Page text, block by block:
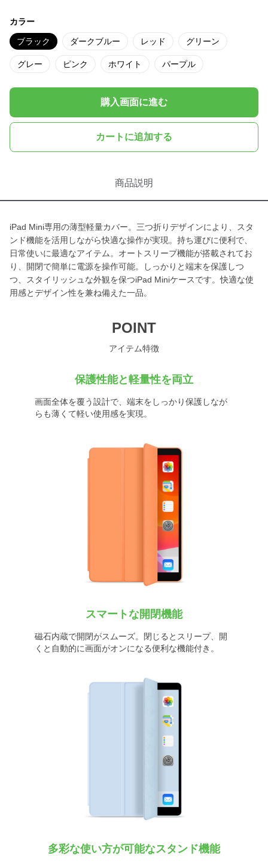
カラー
ブラック ダークブルー レッド グリーン
グレー ピンク ホワイト パープル
購入画面に進む
カートに追加する
商品説明
iPad Mini専用の薄型軽量カバー。三つ折りデザインにより、スタ
ンド機能を活用しながら快適な操作が実現。持ち運びに便利で、
日常使いに最適なアイテム。オートスリープ機能が搭載されてお
り、開閉で簡単に電源を操作可能。しっかりと端末を保護しつ
つ、スタイリッシュな外観を保つiPad Miniケースです。快適な使
用感とデザイン性を兼ね備えた一品。
POINT
アイテム特徴
保護性能と軽量性を両立
画面全体を覆う設計で、端末をしっかり保護しなが
らも薄くて軽い使用感を実現。
スマートな開閉機能
磁石内蔵で開閉がスムーズ。閉じるとスリープ、開
くと自動的に画面がオンになる便利な機能付き。
多彩な使い方が可能なスタンド機能